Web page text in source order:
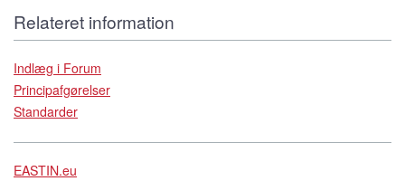
Relateret information
Indlæg i Forum
Principafgørelser
Standarder
EASTIN.eu